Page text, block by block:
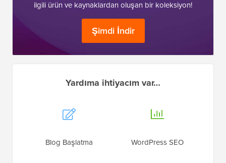
ilgili ürün ve kaynaklardan oluşan bir koleksiyon!
Şimdi İndir
Yardıma ihtiyacım var…
Blog Başlatma WordPress SEO